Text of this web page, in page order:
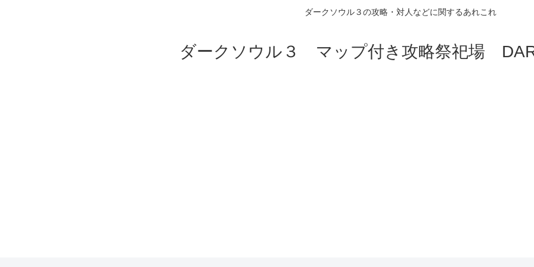
ダークソウル３の攻略・対人などに関するあれこれ
ダークソウル３ マップ付き攻略祭祀場